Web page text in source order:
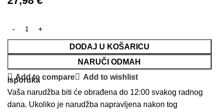
DODAJ U KOŠARICU
NARUČI ODMAH
Add to compare
Add to wishlist
Isporuka
Vaša narudžba biti će obrađena do 12:00 svakog radnog
dana. Ukoliko je narudžba napravljena nakon tog